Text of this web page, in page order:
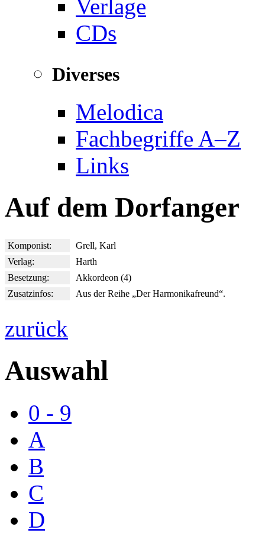
Verlage
CDs
Diverses
Melodica
Fachbegriffe A–Z
Links
Auf dem Dorfanger
Komponist:
Grell, Karl
Verlag:
Harth
Besetzung:
Akkordeon (4)
Zusatzinfos:
Aus der Reihe „Der Harmonikafreund“.
zurück
Auswahl
0 - 9
A
B
C
D